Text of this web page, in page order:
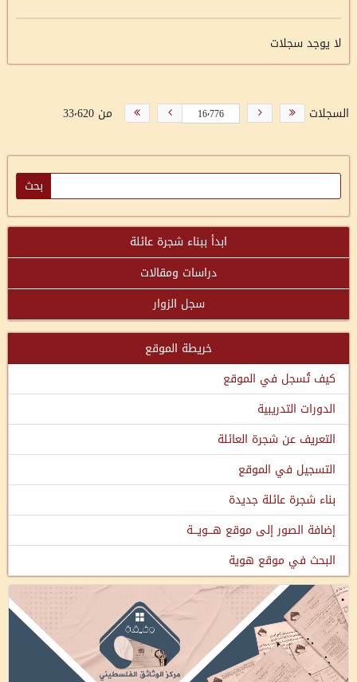
لا يوجد سجلات
السجلات من 33٬620
ابدأ ببناء شجرة عائلة
دراسات ومقالات
سجل الزوار
خريطة الموقع
كيف تُسجل في الموقع
الدورات التدريبية
التعريف عن شجرة العائلة
التسجيل في الموقع
بناء شجرة عائلة جديدة
إضافة الصور إلى موقع هـــويـــة
البحث في موقع هوية